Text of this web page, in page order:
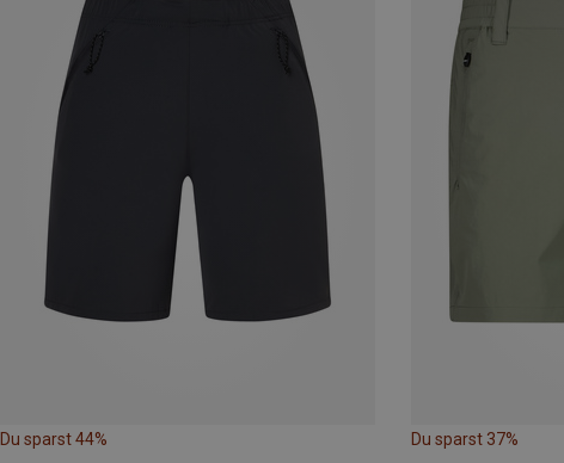
Du sparst 44% Du sparst 37%